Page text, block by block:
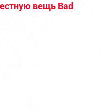
вещь Bad